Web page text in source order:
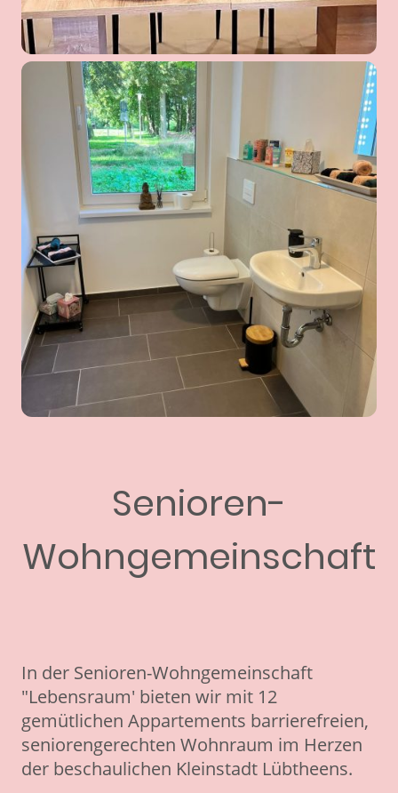
Senioren-
Wohngemeinschaft
In der Senioren-Wohngemeinschaft
"Lebensraum' bieten wir mit 12
gemütlichen Appartements barrierefreien,
seniorengerechten Wohnraum im Herzen
der beschaulichen Kleinstadt Lübtheens.